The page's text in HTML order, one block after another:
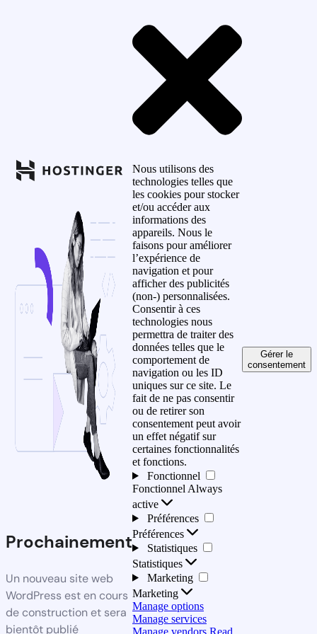
Prochainement
Un nouveau site web
WordPress est en cours
de construction et sera
bientôt publié
Nous utilisons des
technologies telles que
les cookies pour stocker
et/ou accéder aux
informations des
appareils. Nous le
faisons pour améliorer
l’expérience de
navigation et pour
afficher des publicités
(non-) personnalisées.
Consentir à ces
technologies nous
permettra de traiter des
données telles que le
comportement de
navigation ou les ID
uniques sur ce site. Le
fait de ne pas consentir
ou de retirer son
consentement peut avoir
un effet négatif sur
certaines fonctionnalités
et fonctions.
Fonctionnel
Fonctionnel Always
active
Préférences
Préférences
Statistiques
Statistiques
Marketing
Marketing
Manage options
Manage services
Manage vendors Read
Gérer le
consentement